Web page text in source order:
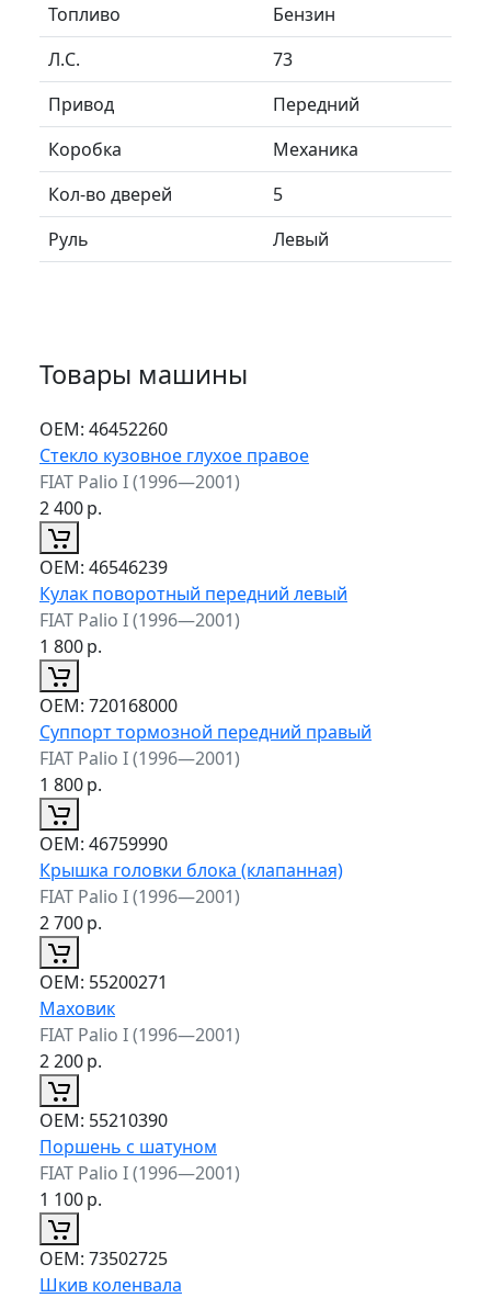
Топливо
Бензин
Л.C.
73
Привод
Передний
Коробка
Механика
Кол-во дверей
5
Руль
Левый
Товары машины
ОЕМ: 46452260
Стекло кузовное глухое правое
FIAT Palio I (1996—2001)
2 400р.
ОЕМ: 46546239
Кулак поворотный передний левый
FIAT Palio I (1996—2001)
1 800р.
ОЕМ: 720168000
Суппорт тормозной передний правый
FIAT Palio I (1996—2001)
1 800р.
ОЕМ: 46759990
Крышка головки блока (клапанная)
FIAT Palio I (1996—2001)
2 700р.
ОЕМ: 55200271
Маховик
FIAT Palio I (1996—2001)
2 200р.
ОЕМ: 55210390
Поршень с шатуном
FIAT Palio I (1996—2001)
1 100р.
ОЕМ: 73502725
Шкив коленвала